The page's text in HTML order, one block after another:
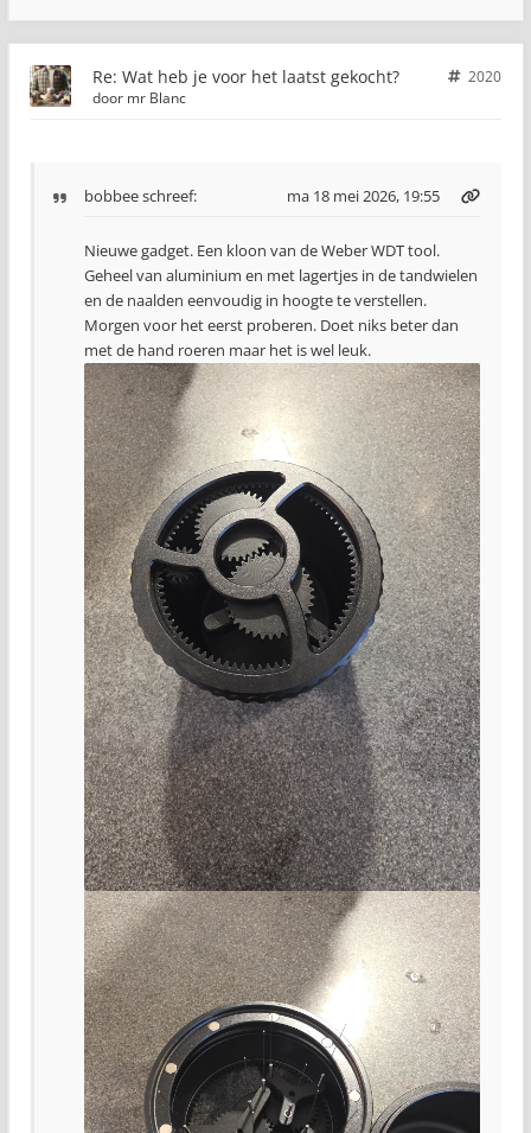
Re: Wat heb je voor het laatst gekocht?
2020
door mr Blanc
bobbeeschreef: ma 18 mei 2026, 19:55
Nieuwe gadget. Een kloon van de Weber WDT tool.
Geheel van aluminium en met lagertjes in de tandwielen
en de naalden eenvoudig in hoogte te verstellen.
Morgen voor het eerst proberen. Doet niks beter dan
met de hand roeren maar het is wel leuk.